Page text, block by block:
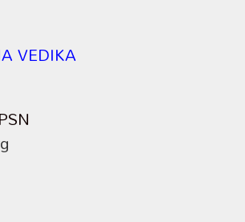
VEDIKA